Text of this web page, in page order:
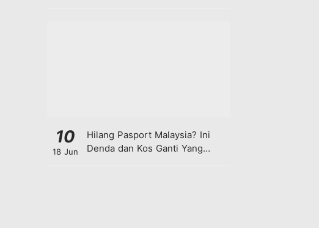
10
18 Jun
Hilang Pasport Malaysia? Ini
Denda dan Kos Ganti Yang